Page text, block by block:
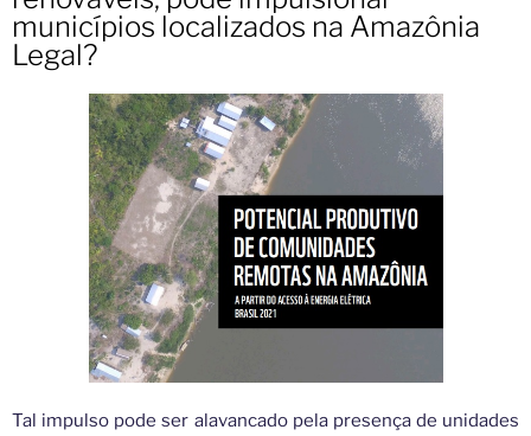
municípios localizados na Amazônia
Legal?
Tal impulso pode ser alavancado pela presença de unidades